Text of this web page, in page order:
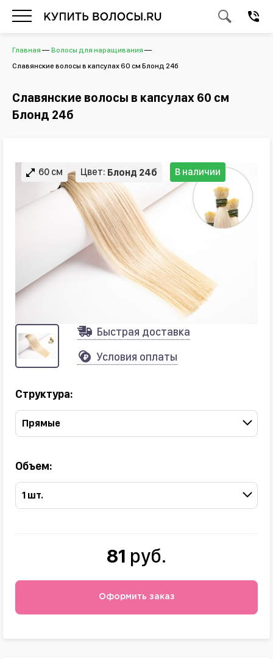
Главная
Волосы для наращивания
Славянские волосы в капсулах 60 см Блонд 24б
Славянские волосы в капсулах 60 см
Блонд 24б
60 см Цвет: Блонд 24б В наличии
Быстрая доставка
Условия оплаты
Структура:
Прямые
Объем:
1 шт.
81 руб.
Оформить заказ